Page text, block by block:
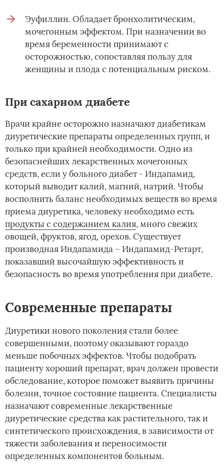
Эуфиллин. Обладает бронхолитическим,
мочегонным эффектом. При назначении во
время беременности принимают с
осторожностью, сопоставляя пользу для
женщины и плода с потенциальным риском.
При сахарном диабете
Врачи крайне осторожно назначают диабетикам
диуретические препараты определенных групп, и
только при крайней необходимости. Одно из
безопаснейших лекарственных мочегонных
средств, если у больного диабет - Индапамид,
который выводит калий, магний, натрий. Чтобы
восполнить баланс необходимых веществ во время
приема диуретика, человеку необходимо есть
продукты с содержанием калия, много свежих
овощей, фруктов, ягод, орехов. Существует
производная­ Индапамида – Индапамид-Ретарт,
показавший высочайшую эффективность и
безопасность во время употребления при диабете.
Современные препараты
Диуретики нового поколения стали более
совершенными, поэтому оказывают гораздо
меньше побочных эффектов. Чтобы подобрать
пациенту хороший препарат, врач должен провести
обследование, которое поможет выявить причины
болезни, точное состояние пациента. Специалисты
назначают современные лекарственные
диуретические средства как растительного, так и
синтетического происхождения, в зависимости от
тяжести заболевания и переносимости
определенных компонентов больным.­